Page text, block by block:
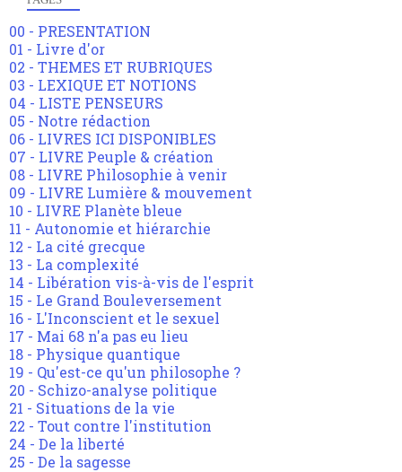
00 - PRESENTATION
01 - Livre d'or
02 - THEMES ET RUBRIQUES
03 - LEXIQUE ET NOTIONS
04 - LISTE PENSEURS
05 - Notre rédaction
06 - LIVRES ICI DISPONIBLES
07 - LIVRE Peuple & création
08 - LIVRE Philosophie à venir
09 - LIVRE Lumière & mouvement
10 - LIVRE Planète bleue
11 - Autonomie et hiérarchie
12 - La cité grecque
13 - La complexité
14 - Libération vis-à-vis de l'esprit
15 - Le Grand Bouleversement
16 - L'Inconscient et le sexuel
17 - Mai 68 n'a pas eu lieu
18 - Physique quantique
19 - Qu'est-ce qu'un philosophe ?
20 - Schizo-analyse politique
21 - Situations de la vie
22 - Tout contre l'institution
24 - De la liberté
25 - De la sagesse